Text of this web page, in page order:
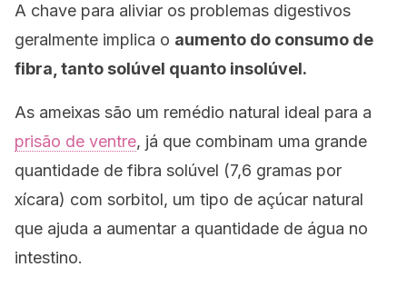
A chave para aliviar os problemas digestivos
geralmente implica o aumento do consumo de
fibra, tanto solúvel quanto insolúvel.
As ameixas são um remédio natural ideal para a
prisão de ventre, já que combinam uma grande
quantidade de fibra solúvel (7,6 gramas por
xícara) com sorbitol, um tipo de açúcar natural
que ajuda a aumentar a quantidade de água no
intestino.